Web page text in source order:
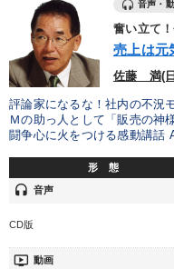
音声・
奮い立て
売上は元
佐藤 満(日
評論家になるな！社内の不況
Ｍの助っ人として「販売の神
闘争心に火をつける感動講話
形 態
headset 音声
CD版
ondemand_video 動画